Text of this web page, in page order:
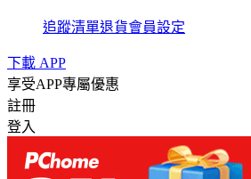
追蹤清單退貨會員設定
下載 APP
享受APP專屬優惠
註冊
登入